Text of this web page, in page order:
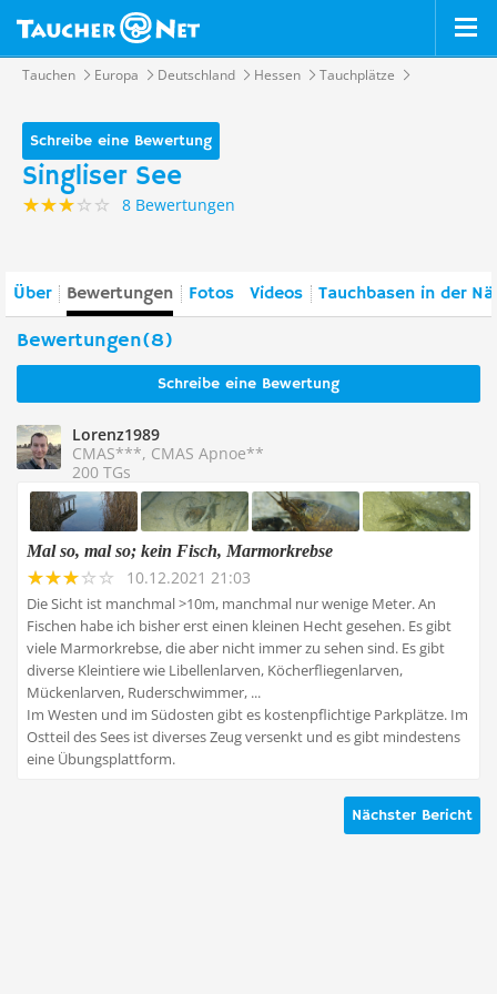
Tauchen Europa Deutschland Hessen Tauchplätze
Schreibe eine Bewertung
Singliser See
8 Bewertungen
Über Bewertungen Fotos Videos Tauchbasen in der
Bewertungen(8)
Schreibe eine Bewertung
Lorenz1989
CMAS***, CMAS Apnoe**
200 TGs
Mal so, mal so; kein Fisch, Marmorkrebse
10.12.2021 21:03
Die Sicht ist manchmal >10m, manchmal nur wenige Meter. An
Fischen habe ich bisher erst einen kleinen Hecht gesehen. Es gibt
viele Marmorkrebse, die aber nicht immer zu sehen sind. Es gibt
diverse Kleintiere wie Libellenlarven, Köcherfliegenlarven,
Mückenlarven, Ruderschwimmer, ...
Im Westen und im Südosten gibt es kostenpflichtige Parkplätze. Im
Ostteil des Sees ist diverses Zeug versenkt und es gibt mindestens
eine Übungsplattform.
Nächster Bericht